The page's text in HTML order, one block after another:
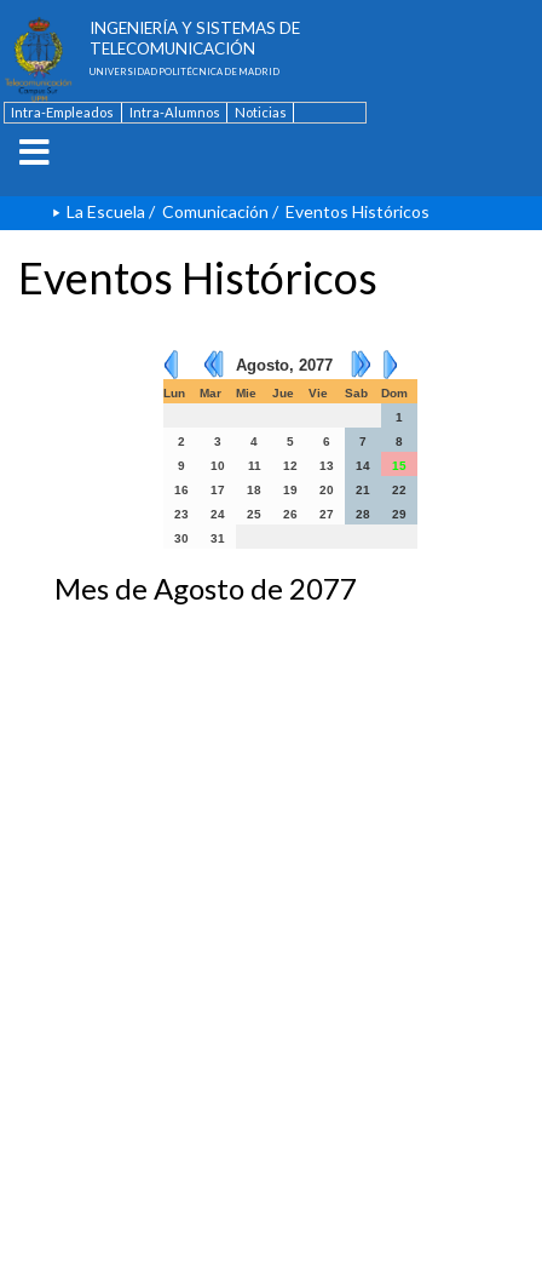
INGENIERÍA Y SISTEMAS DE
TELECOMUNICACIÓN
UNIVERSIDAD POLITÉCNICA DE MADRID
Intra-Empleados Intra-Alumnos
Noticias
La Escuela / Comunicación / Eventos Históricos
Eventos Históricos
Agosto, 2077
Lun Mar Mie Jue Vie Sab
Dom
1
2
3 4 5 6 7
8
9
10 11 12 13 14
15
16
17 18 19 20 21
22
23
24 25 26 27 28
29
30
31
Mes de Agosto de 2077